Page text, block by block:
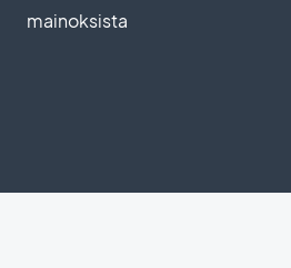
mainoksista